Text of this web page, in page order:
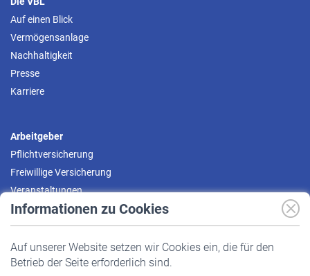
Informationen zu Cookies
Auf unserer Website setzen wir Cookies ein, die für den
Betrieb der Seite erforderlich sind.
Auf einen Blick
Vermögensanlage
Nachhaltigkeit
Presse
Karriere
Arbeitgeber
Pflichtversicherung
Freiwillige Versicherung
Veranstaltungen
Pflichtversicherung